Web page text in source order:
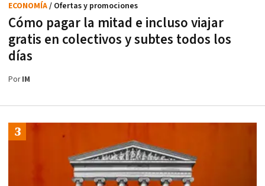
Cómo pagar la mitad e incluso viajar
gratis en colectivos y subtes todos los
días
ECONOMÍA/ Ofertas y promociones
PorIM